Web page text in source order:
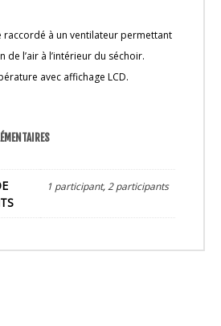
raccordé à un ventilateur permettant
de l’air à l’intérieur du séchoir.
avec affichage LCD.
1 participant,2 participants